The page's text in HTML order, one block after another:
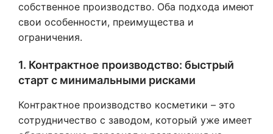
собственное производство. Оба подхода имеют
свои особенности, преимущества и
ограничения.
1. Контрактное производство: быстрый
старт с минимальными рисками
Контрактное производство косметики – это
сотрудничество с заводом, который уже имеет